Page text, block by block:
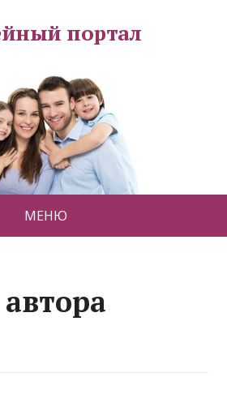
портал
МЕНЮ